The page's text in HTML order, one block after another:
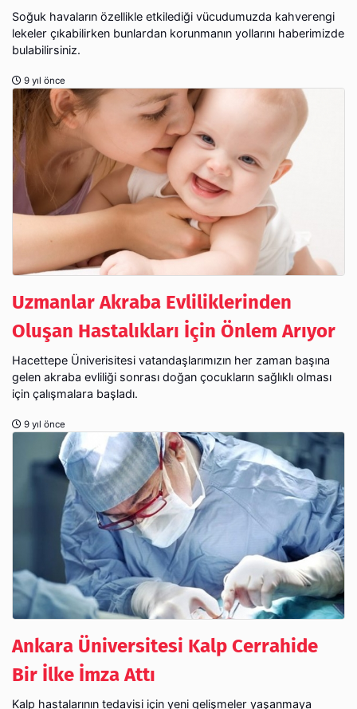
Soğuk havaların özellikle etkilediği vücudumuzda kahverengi
lekeler çıkabilirken bunlardan korunmanın yollarını haberimizde
bulabilirsiniz.
9 yıl önce
Uzmanlar Akraba Evliliklerinden
Oluşan Hastalıkları İçin Önlem Arıyor
Hacettepe Üniverisitesi vatandaşlarımızın her zaman başına
gelen akraba evliliği sonrası doğan çocukların sağlıklı olması
için çalışmalara başladı.
9 yıl önce
Ankara Üniversitesi Kalp Cerrahide
Bir İlke İmza Attı
Kalp hastalarının tedavisi için yeni gelişmeler yaşanmaya